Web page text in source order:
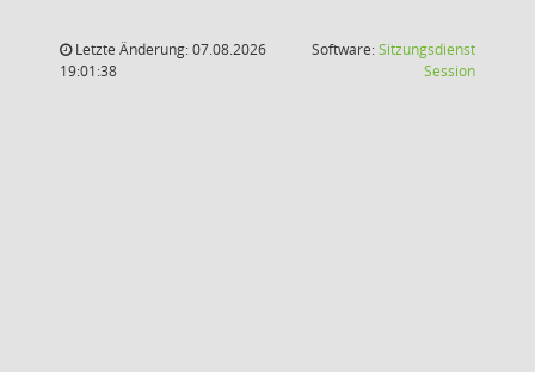
Letzte Änderung: 07.08.2026
19:01:38
Software:Sitzungsdienst
Session(Wird in